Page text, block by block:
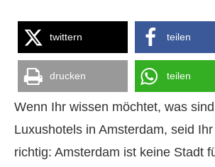
twittern teilen
drucken teilen
Wenn Ihr wissen möchtet, was
Luxushotels in Amsterdam, seid
richtig: Amsterdam ist keine Stadt